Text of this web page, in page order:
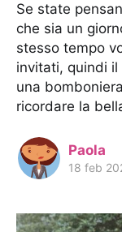
Se state
che sia un
stesso tempo
invitati, quindi
una
ricordare la
Paola
18 feb